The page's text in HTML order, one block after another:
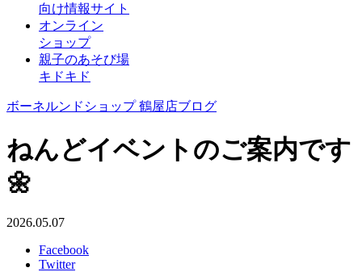
向け情報サイト
オンライン
ショップ
親子のあそび場
キドキド
ボーネルンドショップ 鶴屋店ブログ
ねんどイベントのご案内です
🌼
2026.05.07
Facebook
Twitter